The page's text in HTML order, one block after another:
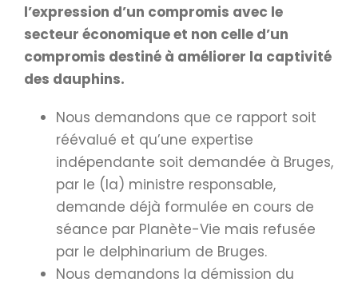
l’expression d’un compromis avec le
secteur économique et non celle d’un
compromis destiné à améliorer la captivité
des dauphins.
Nous demandons que ce rapport soit
réévalué et qu’une expertise
indépendante soit demandée à Bruges,
par le (la) ministre responsable,
demande déjà formulée en cours de
séance par Planète-Vie mais refusée
par le delphinarium de Bruges.
Nous demandons la démission du